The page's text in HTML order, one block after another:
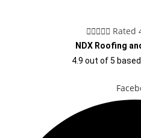
 Rated
NDX Roofing
4.9 out of5